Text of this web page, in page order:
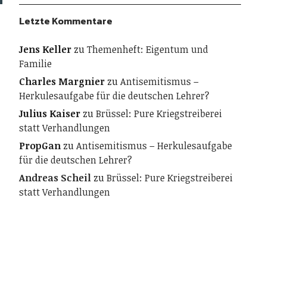
Letzte Kommentare
Jens KellerzuThemenheft: Eigentum und
Familie
Charles MargnierzuAntisemitismus –
Herkulesaufgabe für die deutschen Lehrer?
Julius KaiserzuBrüssel: Pure Kriegstreiberei
statt Verhandlungen
PropGanzuAntisemitismus – Herkulesaufgabe
für die deutschen Lehrer?
Andreas ScheilzuBrüssel: Pure Kriegstreiberei
statt Verhandlungen